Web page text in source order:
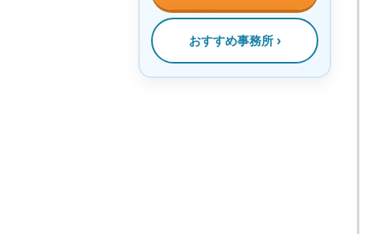
おすすめ事務所